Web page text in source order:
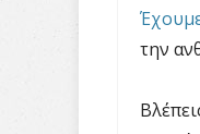
την